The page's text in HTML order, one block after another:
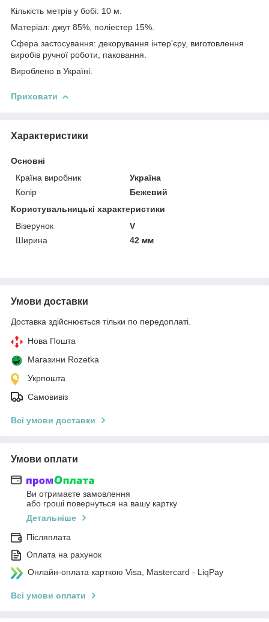
Кількість метрів у бобі: 10 м.
Матеріал: джут 85%, поліестер 15%.
Сфера застосування: декорування інтер'єру, виготовлення
виробів ручної роботи, паковання.
Вироблено в Україні.
Приховати
Характеристики
Основні
Країна виробник
Україна
Колір
Бежевий
Користувальницькі характеристики
Візерунок
V
Ширина
42 мм
Умови доставки
Доставка здійснюється тільки по передоплаті.
Нова Пошта
Магазини Rozetka
Укрпошта
Самовивіз
Всі умови доставки
Умови оплати
Ви отримаєте замовлення
або гроші повернуться на вашу картку
Детальніше
Післяплата
Оплата на рахунок
Онлайн-оплата карткою Visa, Mastercard - LiqPay
Всі умови оплати